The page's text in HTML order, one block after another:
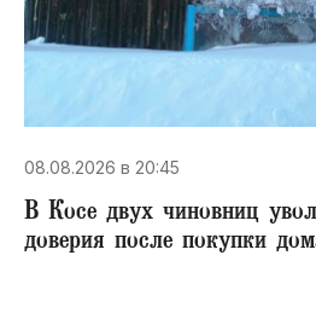
08.08.2026 в 20:45
В Косе двух чиновниц
доверия после покупки